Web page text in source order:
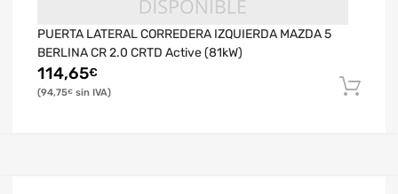
PUERTA LATERAL CORREDERA IZQUIERDA MAZDA 5
BERLINA CR 2.0 CRTD Active (81kW)
114,65€
94,75€